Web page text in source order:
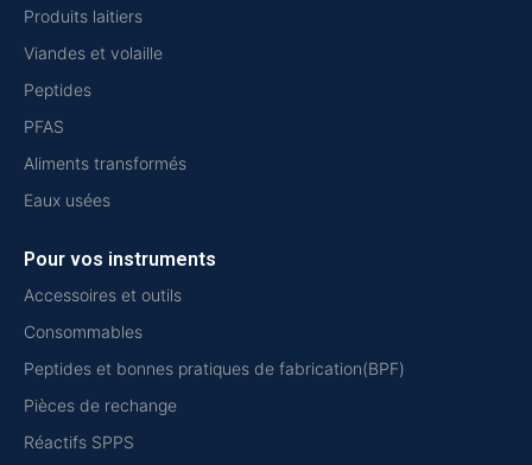
Produits laitiers
Viandes et volaille
Peptides
PFAS
Aliments transformés
Eaux usées
Pour vos instruments
Accessoires et outils
Consommables
Peptides et bonnes pratiques de fabrication(BPF)
Pièces de rechange
Réactifs SPPS